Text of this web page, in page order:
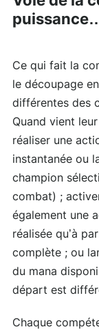
Ce qui fait la
le découpage
différentes des
Quand vient
réaliser une
instantanée ou
champion
combat) ;
également une
réalisée qu’à
complète ; ou
du mana
départ est
Chaque